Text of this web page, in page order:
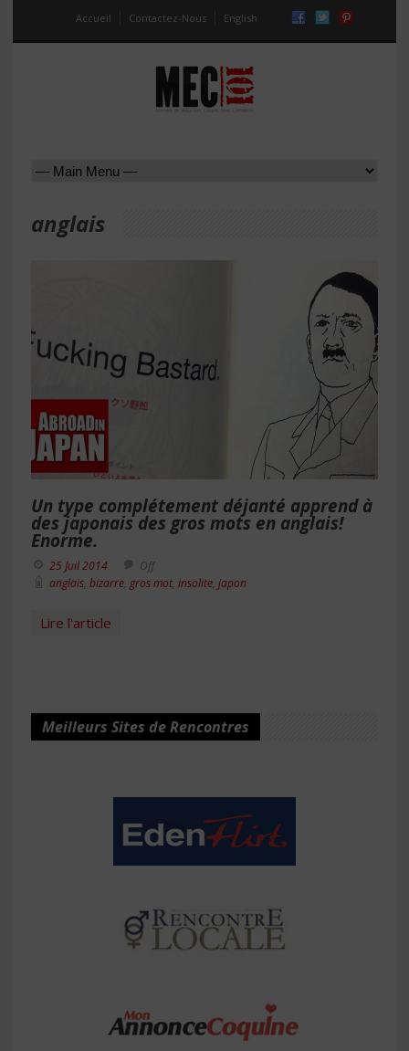
Accueil Contactez-Nous English
anglais
Un type complétement déjanté apprend à
des japonais des gros mots en anglais!
Enorme.
25 Juil 2014
Off
anglais bizarre gros mot insolite japon
Lire l'article
Meilleurs Sites de Rencontres